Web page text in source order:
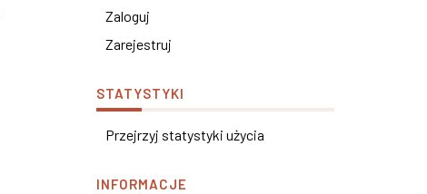
Zaloguj
Zarejestruj
STATYSTYKI
Przejrzyj statystyki użycia
INFORMACJE